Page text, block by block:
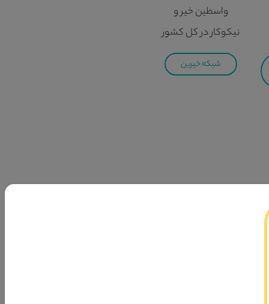
واسطین خیر و
نیکوکار در کل کشور
شبکه خیرین
ازدواج و خانواده در جهت پیشبرد فرمایش مقام معظم
نیل به سمت جامعه اسلامی تشکیل شده است.
متعال می‌فرماید «وَأَنْکِحُوا الْأَیامى‌ مِنْکُمْ وَ الصَّالِحینَ مِنْ